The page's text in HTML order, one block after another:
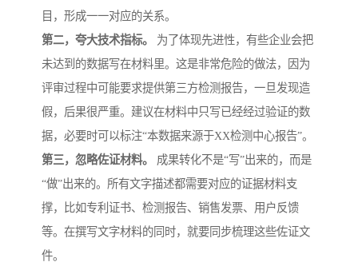
目，形成一一对应的关系。
第二，夸大技术指标。
为了体现先进性，有些企业会把
未达到的数据写在材料里。这是非常危险的做法，因为
评审过程中可能要求提供第三方检测报告，一旦发现造
假，后果很严重。建议在材料中只写已经经过验证的数
据，必要时可以标注“本数据来源于XX检测中心报告”。
第三，忽略佐证材料。
成果转化不是“写”出来的，而是
“做”出来的。所有文字描述都需要对应的证据材料支
撑，比如专利证书、检测报告、销售发票、用户反馈
等。在撰写文字材料的同时，就要同步梳理这些佐证文
件。